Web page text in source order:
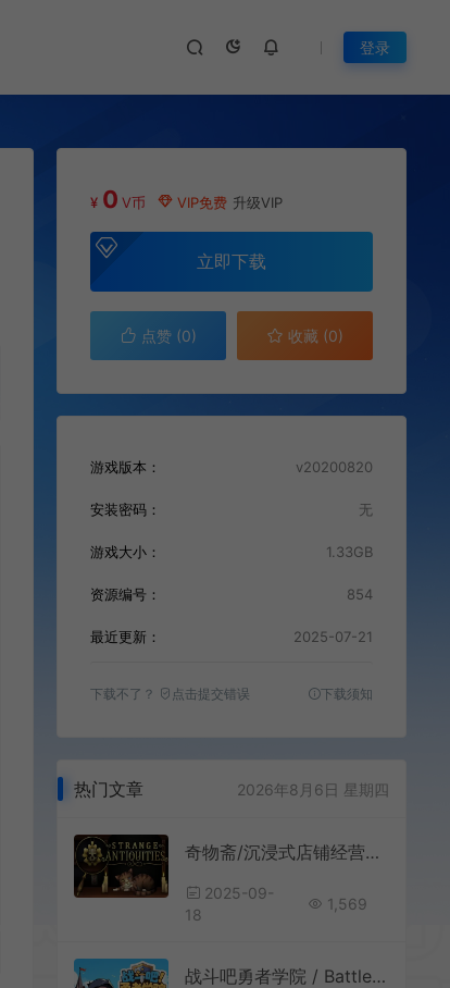
登录
¥ 0 V币 VIP免费 升级VIP
立即下载
点赞 (0) 收藏 (0)
游戏版本： v20200820
安装密码： 无
游戏大小： 1.33GB
资源编号： 854
最近更新： 2025-07-21
下载不了？ 点击提交错误 下载须知
热门文章 2026年8月6日 星期四
奇物斋/沉浸式店铺经营解谜游戏 Strange Antiquities 下载
2025-09-
18
1,569
战斗吧勇者学院 / Battle On Hero Academy 桌面模拟经营挂机游戏